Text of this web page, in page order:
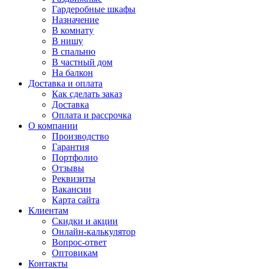
Гардеробные шкафы
Назначение
В комнату
В нишу
В спальню
В частный дом
На балкон
Доставка и оплата
Как сделать заказ
Доставка
Оплата и рассрочка
О компании
Производство
Гарантия
Портфолио
Отзывы
Реквизиты
Вакансии
Карта сайта
Клиентам
Скидки и акции
Онлайн-калькулятор
Вопрос-ответ
Оптовикам
Контакты